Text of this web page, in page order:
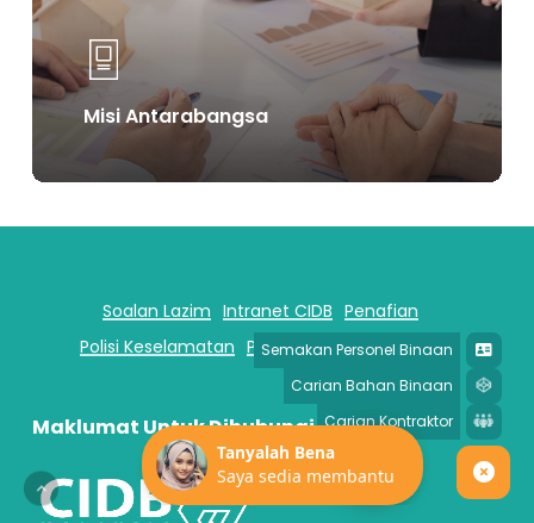
Misi Antarabangsa
Soalan Lazim Intranet CIDB Penafian
Polisi Keselamatan Polisi Privasi Peta Laman
Maklumat Untuk Dihubungi